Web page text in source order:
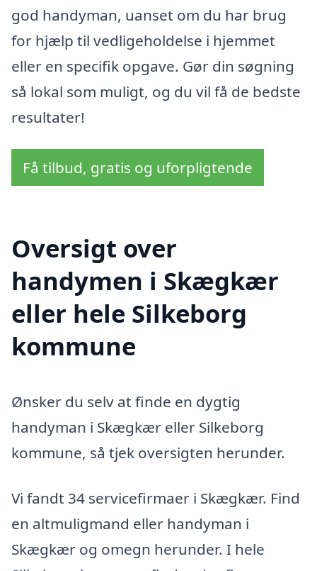
god handyman, uanset om du har brug
for hjælp til vedligeholdelse i hjemmet
eller en specifik opgave. Gør din søgning
så lokal som muligt, og du vil få de bedste
resultater!
Få tilbud, gratis og uforpligtende
Oversigt over
handymen i Skægkær
eller hele Silkeborg
kommune
Ønsker du selv at finde en dygtig
handyman i Skægkær eller Silkeborg
kommune, så tjek oversigten herunder.
Vi fandt 34 servicefirmaer i Skægkær. Find
en altmuligmand eller handyman i
Skægkær og omegn herunder. I hele